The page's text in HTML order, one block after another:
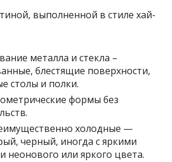
выполненной в стиле хай-
металла и стекла –
блестящие поверхности,
столы и полки.
формы без
холодные —
черный, иногда с яркими
неонового или яркого цвета.